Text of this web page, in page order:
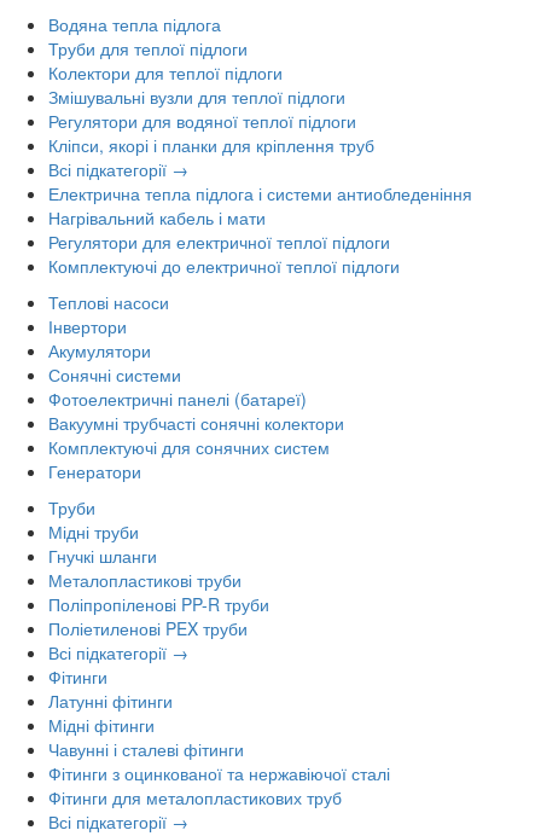
Водяна тепла підлога
Труби для теплої підлоги
Колектори для теплої підлоги
Змішувальні вузли для теплої підлоги
Регулятори для водяної теплої підлоги
Кліпси, якорі і планки для кріплення труб
Всі підкатегорії →
Електрична тепла підлога і системи антиобледеніння
Нагрівальний кабель і мати
Регулятори для електричної теплої підлоги
Комплектуючі до електричної теплої підлоги
Теплові насоси
Інвертори
Акумулятори
Сонячні системи
Фотоелектричні панелі (батареї)
Вакуумні трубчасті сонячні колектори
Комплектуючі для сонячних систем
Генератори
Труби
Мідні труби
Гнучкі шланги
Металопластикові труби
Поліпропіленові PP-R труби
Поліетиленові PEX труби
Всі підкатегорії →
Фітинги
Латунні фітинги
Мідні фітинги
Чавунні і сталеві фітинги
Фітинги з оцинкованої та нержавіючої сталі
Фітинги для металопластикових труб
Всі підкатегорії →